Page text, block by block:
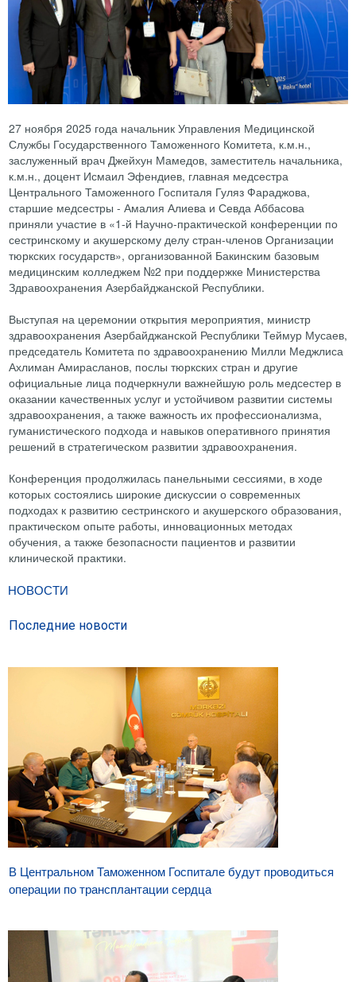
27 ноября 2025 года начальник Управления Медицинской
Службы Государственного Таможенного Комитета, к.м.н.,
заслуженный врач Джейхун Мамедов, заместитель начальника,
к.м.н., доцент Исмаил Эфендиев, главная медсестра
Центрального Таможенного Госпиталя Гуляз Фараджова,
старшие медсестры - Амалия Алиева и Севда Аббасова
приняли участие в «1-й Научно-практической конференции по
сестринскому и акушерскому делу стран-членов Организации
тюркских государств», организованной Бакинским базовым
медицинским колледжем №2 при поддержке Министерства
Здравоохранения Азербайджанской Республики.
Выступая на церемонии открытия мероприятия, министр
здравоохранения Азербайджанской Республики Теймур Мусаев,
председатель Комитета по здравоохранению Милли Меджлиса
Ахлиман Амирасланов, послы тюркских стран и другие
официальные лица подчеркнули важнейшую роль медсестер в
оказании качественных услуг и устойчивом развитии системы
здравоохранения, а также важность их профессионализма,
гуманистического подхода и навыков оперативного принятия
решений в стратегическом развитии здравоохранения.
Конференция продолжилась панельными сессиями, в ходе
которых состоялись широкие дискуссии о современных
подходах к развитию сестринского и акушерского образования,
практическом опыте работы, инновационных методах
обучения, а также безопасности пациентов и развитии
клинической практики.
НОВОСТИ
Последние новости
В Центральном Таможенном Госпитале будут проводиться
операции по трансплантации сердца